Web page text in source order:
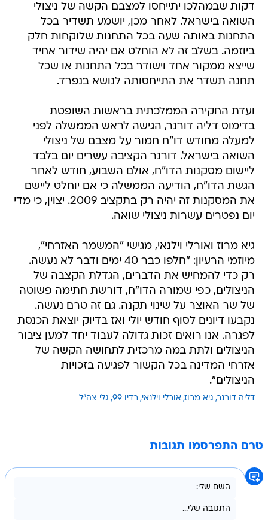
דקות שבמהלכו יתייחסו למצבם הקשה של ניצולי
השואה בישראל. לאחר מכן, יושמע תשדיר בכל
התחנות באותה שעה בכל התחנות שלוקחות חלק
ביוזמה. בשלב זה לא הוחלט אם יהיה שידור אחיד
שייצא ממקור אחד וישודר בכל התחנות או שכל
תחנה תשדר את התייחסותה לנושא בנפרד.
ועדת החקירה הממלכתית בראשות השופטת
בדימוס דליה דורנר, הגישה לראש הממשלה לפני
למעלה מחודש דו"ח חמור על מצבם של ניצולי
השואה בישראל. דורנר הקציבה עשרים יום בלבד
ליישום מסקנות הדו"ח, אולם השבוע, חודש לאחר
הגשת הדו"ח, הודיעה הממשלה כי אם יוחלט ליישם
את המסקנות זה יהיה רק בתקציב 2009. יצוין, כי מדי
יום נפטרים עשרות ניצולי שואה.
גיא מרוז ואורלי וילנאי, מגישי "המשמר האזרחי",
מיוזמי הרעיון: "חלפו כבר 40 ימים ודבר לא נעשה.
רק כדי להמחיש את הדברים, הגדלת הקצבה של
הניצולים, כפי שמורה הדו"ח, דורשת חתימה פשוטה
של שר האוצר על שינוי תקנה. גם זה טרם נעשה.
נקבעו דיונים לסוף חודש יולי ואז בדיוק יוצאת הכנסת
לפגרה. אנו רואים זכות גדולה לעבוד יחד למען ציבור
הניצולים ולתת במה מרכזית לתחושה הקשה של
אזרחי המדינה בכל הקשור לפגיעה בזכויות
הניצולים".
דליה דורנר גיא מרוז אורלי וילנאי רדיו 99 גלי צה"ל
טרם התפרסמו תגובות